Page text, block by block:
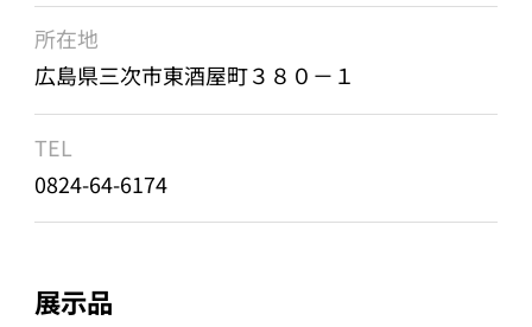
所在地
広島県三次市東酒屋町３８０－１
TEL
0824-64-6174
展示品